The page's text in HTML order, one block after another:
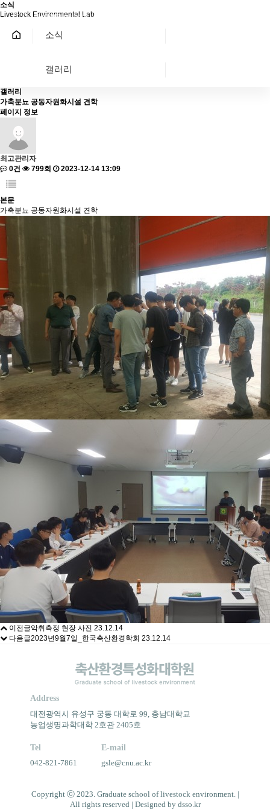
소식
Livestock Environmental Lab
소식
갤러리
갤러리
가축분뇨 공동자원화시설 견학
페이지 정보
최고관리자
0건
799회 2023-12-14 13:09
본문
가축분뇨 공동자원화시설 견학
이전글악취측정 현장 사진 23.12.14
다음글2023년9월7일_한국축산환경학회 23.12.14
Address
대전광역시 유성구 궁동 대학로 99, 충남대학교
농업생명과학대학 2호관 2405호
Tel
042-821-7861
E-mail
gsle@cnu.ac.kr
Copyright ⓒ 2023. Graduate school of livestock environment. |
All rights reserved | Designed by dsso.kr